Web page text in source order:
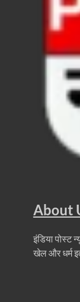
About
इंडिया पोस्ट
खेल और धर्म